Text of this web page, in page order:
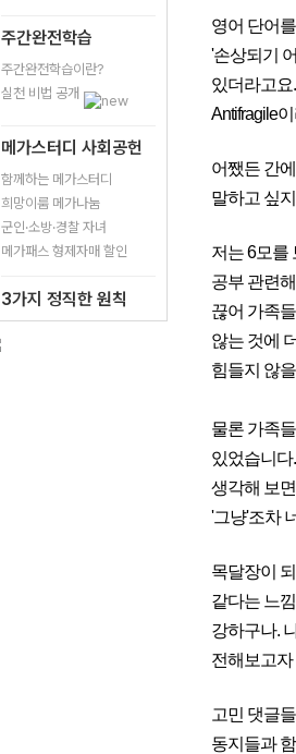
주간완전학습
주간완전학습이란?
실천 비법 공개
메가스터디 사회공헌
함께하는 메가스터디
희망이룸 메가나눔
군인·소방·경찰 자녀
메가패스 형제자매 할인
3가지 정직한 원칙
영어 단어
'손상되기
있더라고
Antifragile
어쨌든 간
말하고 싶
저는 6모를
공부 관련
끊어 가족
않는 것에
힘들지 않
물론 가족
있었습니
생각해 보
'그냥'조차
목달장이
같다는 느
강하구나.
전해보고
고민 댓글
동지들과